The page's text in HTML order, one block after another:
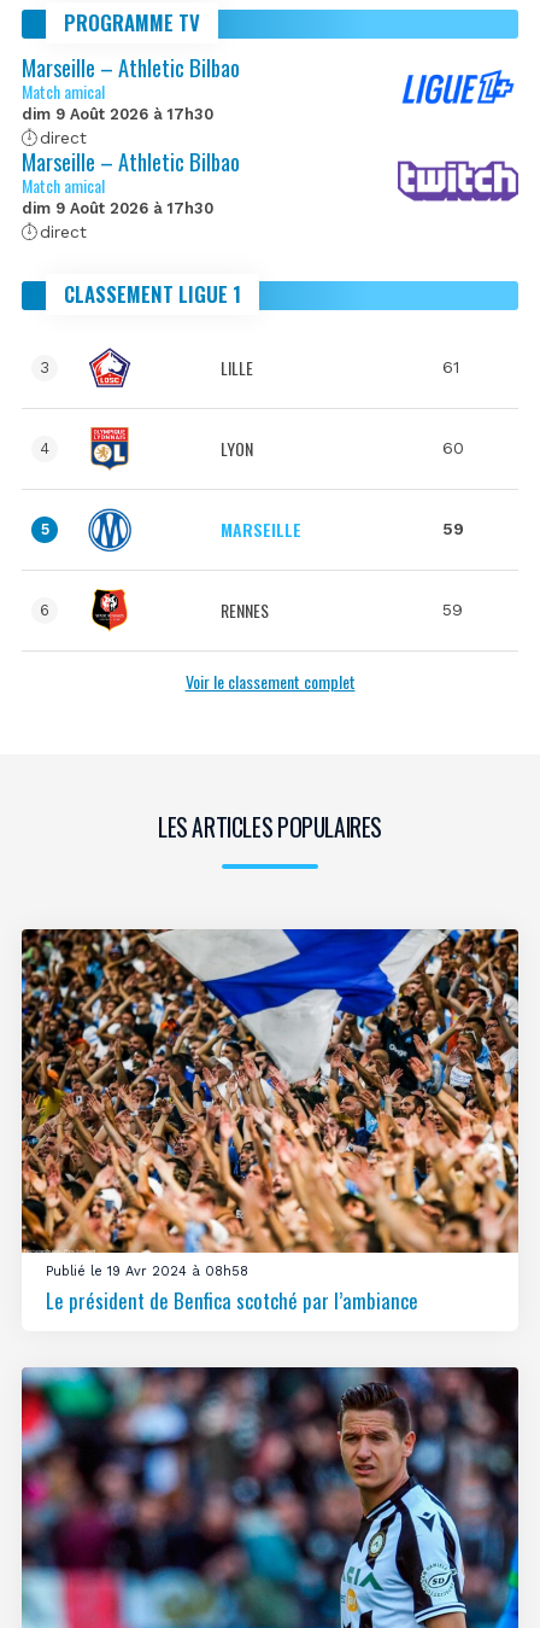
PROGRAMME TV
Marseille – Athletic Bilbao
Match amical
dim 9 Août 2026 à 17h30
direct
Marseille – Athletic Bilbao
Match amical
dim 9 Août 2026 à 17h30
direct
CLASSEMENT LIGUE 1
3 LILLE 61
4 LYON 60
5 MARSEILLE 59
6 RENNES 59
Voir le classement complet
LES ARTICLES POPULAIRES
Publié le 19 Avr 2024 à 08h58
Le président de Benfica scotché par l’ambiance